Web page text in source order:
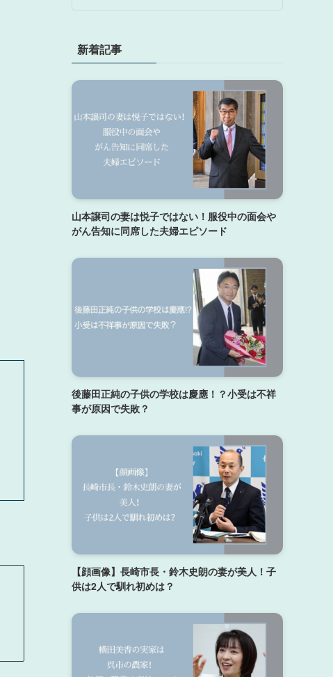
新着記事
山本譲司の妻は悦子ではない！服役中の面会や
がん告知に同席した夫婦エピソード
後藤田正純の子供の学校は慶應！？小受は不祥
事が原因で失敗？
【顔画像】長崎市長・鈴木史朗の妻が美人！子
供は2人で馴れ初めは？